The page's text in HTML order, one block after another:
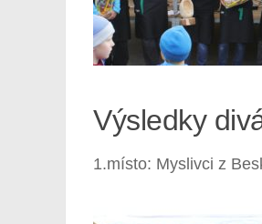
Výsledky
1.místo: Myslivci z